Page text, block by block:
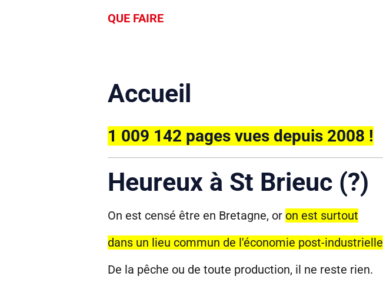
QUE FAIRE
Accueil
1 009 142 pages vues depuis 2008 !
Heureux à St Brieuc (?)
On est censé être en Bretagne, or on est surtout
dans un lieu commun de l'économie post-industrielle
De la pêche ou de toute production, il ne reste rien.